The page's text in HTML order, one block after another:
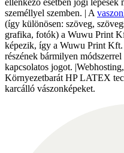
ellenkező esetben jogi lépések
személlyel szemben. | A
(így különösen: szöveg,
grafika, fotók) a Wuwu Print
képezik, így a Wuwu Print
részének bármilyen
kapcsolatos jogot.
Környezetbarát HP LATEX
karcálló vászonképeket.